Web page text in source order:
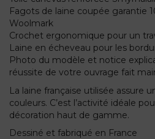
Fagots de laine coupée garantie
Woolmark
Crochet ergonomique pour un
Laine en écheveau pour les
Photo du modèle et notice
réussite de votre ouvrage fait
La laine française utilisée assure
couleurs. C’est l’activité idéale
décoration haut de gamme.
Dessiné et fabriqué en France